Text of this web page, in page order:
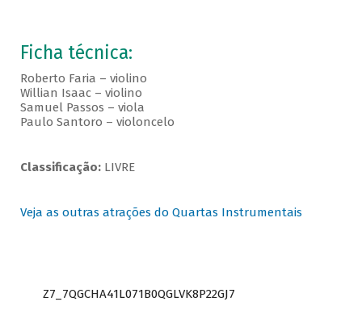
Ficha técnica:
Roberto Faria – violino
Willian Isaac – violino
Samuel Passos – viola
Paulo Santoro – violoncelo
Classificação:LIVRE
Veja as outras atrações do Quartas Instrumentais
Z7_7QGCHA41L071B0QGLVK8P22GJ7